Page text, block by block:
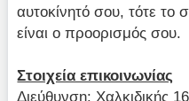
αυτοκίνητό σου, τότε το
είναι ο προορισμός σου.
Στοιχεία επικοινωνίας
Διεύθυνση: Χαλκιδικής